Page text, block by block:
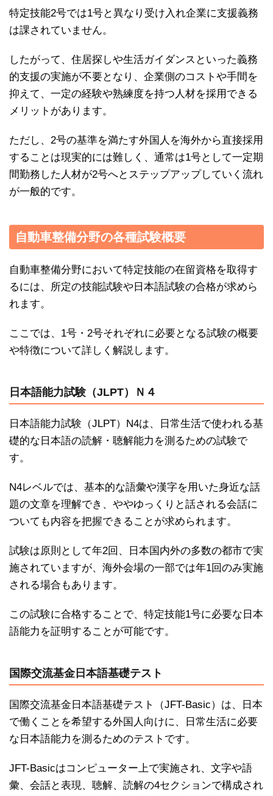
特定技能2号では1号と異なり受け入れ企業に支援義務
は課されていません。
したがって、住居探しや生活ガイダンスといった義務
的支援の実施が不要となり、企業側のコストや手間を
抑えて、一定の経験や熟練度を持つ人材を採用できる
メリットがあります。
ただし、2号の基準を満たす外国人を海外から直接採用
することは現実的には難しく、通常は1号として一定期
間勤務した人材が2号へとステップアップしていく流れ
が一般的です。
自動車整備分野の各種試験概要
自動車整備分野において特定技能の在留資格を取得す
るには、所定の技能試験や日本語試験の合格が求めら
れます。
ここでは、1号・2号それぞれに必要となる試験の概要
や特徴について詳しく解説します。
日本語能力試験（JLPT）Ｎ４
日本語能力試験（JLPT）N4は、日常生活で使われる基
礎的な日本語の読解・聴解能力を測るための試験で
す。
N4レベルでは、基本的な語彙や漢字を用いた身近な話
題の文章を理解でき、ややゆっくりと話される会話に
ついても内容を把握できることが求められます。
試験は原則として年2回、日本国内外の多数の都市で実
施されていますが、海外会場の一部では年1回のみ実施
される場合もあります。
この試験に合格することで、特定技能1号に必要な日本
語能力を証明することが可能です。
国際交流基金日本語基礎テスト
国際交流基金日本語基礎テスト（JFT-Basic）は、日本
で働くことを希望する外国人向けに、日常生活に必要
な日本語能力を測るためのテストです。
JFT-Basicはコンピューター上で実施され、文字や語
彙、会話と表現、聴解、読解の4セクションで構成され